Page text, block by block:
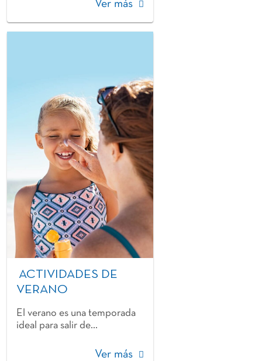
Ver más
ACTIVIDADES DE
VERANO
El verano es una temporada
ideal para salir de...
Ver más